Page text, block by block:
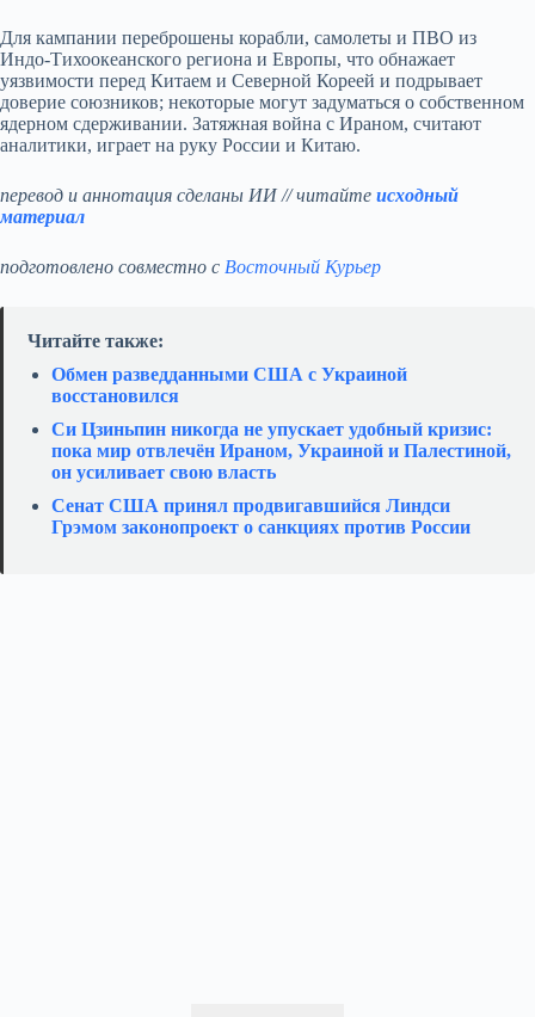
Для кампании переброшены корабли, самолеты и ПВО из
Индо‑Тихоокеанского региона и Европы, что обнажает
уязвимости перед Китаем и Северной Кореей и подрывает
доверие союзников; некоторые могут задуматься о собственном
ядерном сдерживании. Затяжная война с Ираном, считают
аналитики, играет на руку России и Китаю.
перевод и аннотация сделаны ИИ // читайте исходный
материал
подготовлено совместно с Восточный Курьер
Читайте также:
Обмен разведданными США с Украиной
восстановился
Си Цзиньпин никогда не упускает удобный кризис:
пока мир отвлечён Ираном, Украиной и Палестиной,
он усиливает свою власть
Сенат США принял продвигавшийся Линдси
Грэмом законопроект о санкциях против России